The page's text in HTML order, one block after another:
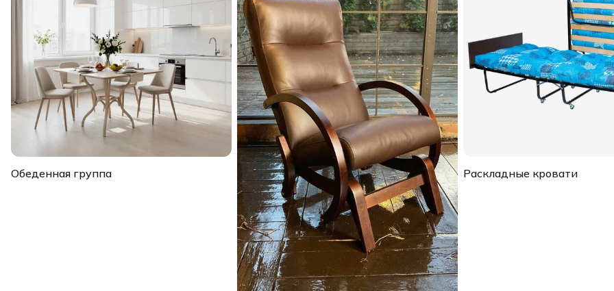
Обеденная группа Раскладные кровати